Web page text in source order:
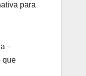
para
–
que